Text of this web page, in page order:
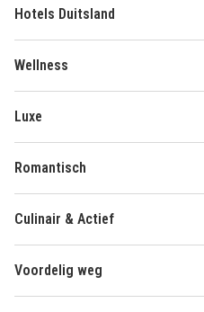
Hotels Duitsland
Wellness
Luxe
Romantisch
Culinair & Actief
Voordelig weg